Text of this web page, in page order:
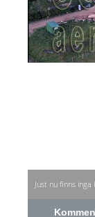
Just nu finns